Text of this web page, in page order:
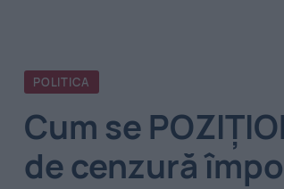
POLITICA
Cum se
de cenzură